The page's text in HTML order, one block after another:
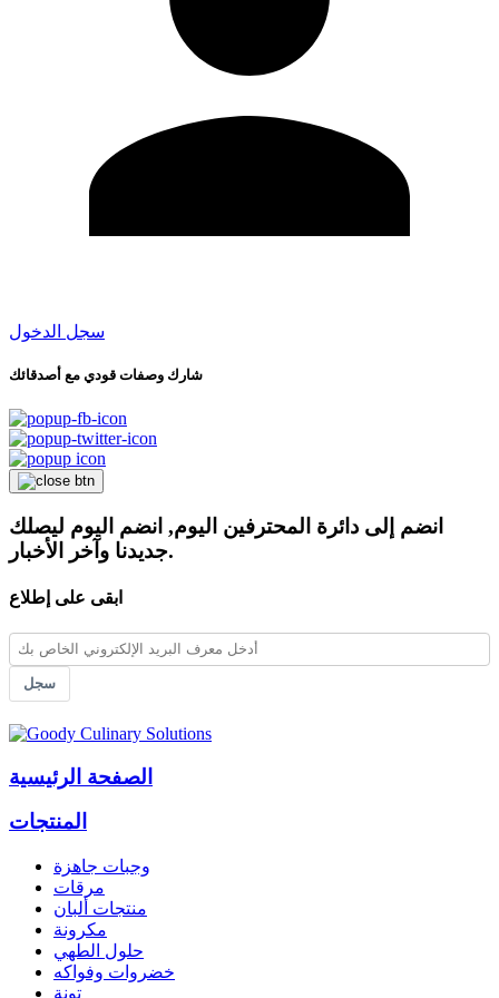
سجل الدخول
شارك وصفات قودي مع أصدقائك
انضم إلى دائرة المحترفين اليوم, انضم اليوم ليصلك
جديدنا وآخر الأخبار.
ابقى على إطلاع
سجل
الصفحة الرئيسية
المنتجات
وجبات جاهزة
مرقات
منتجات ألبان
مكرونة
حلول الطهي
خضروات وفواكه
تونة